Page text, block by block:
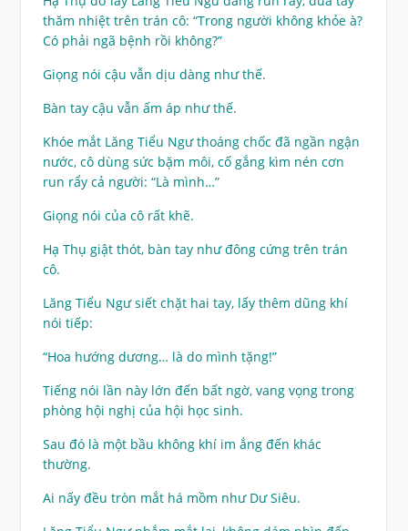
thăm nhiệt trên trán cô: “Trong người không khỏe à?
Có phải ngã bệnh rồi không?”
Giọng nói cậu vẫn dịu dàng như thế.
Bàn tay cậu vẫn ấm áp như thế.
Khóe mắt Lăng Tiểu Ngư thoáng chốc đã ngần ngận
nước, cô dùng sức bặm môi, cố gắng kìm nén cơn
run rẩy cả người: “Là mình…”
Giọng nói của cô rất khẽ.
Hạ Thụ giật thót, bàn tay như đông cứng trên trán
cô.
Lăng Tiểu Ngư siết chặt hai tay, lấy thêm dũng khí
nói tiếp:
“Hoa hướng dương… là do mình tặng!”
Tiếng nói lần này lớn đến bất ngờ, vang vọng trong
phòng hội nghị của hội học sinh.
Sau đó là một bầu không khí im ắng đến khác
thường.
Ai nấy đều tròn mắt há mồm như Dư Siêu.